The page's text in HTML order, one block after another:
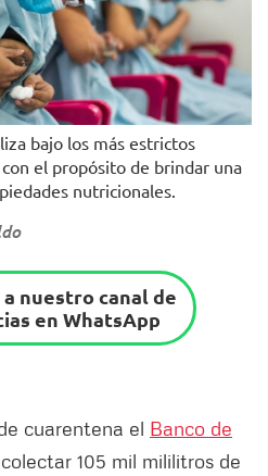
bajo los más estrictos
el propósito de brindar una
nutricionales.
nuestro canal de
en WhatsApp
cuarentena el Banco de
105 mil mililitros de